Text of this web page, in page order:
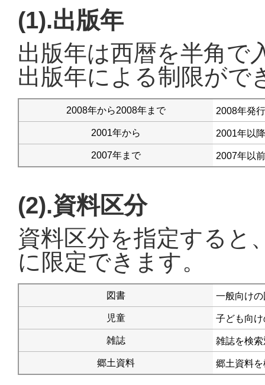
(1).出版年
出版年は西暦を半角で
出版年による制限がで
2008年から2008年まで 2008年発
2001年から 2001年以
2007年まで 2007年以
(2).資料区分
資料区分を指定すると
に限定できます。
図書 一般向け
児童 子ども向
雑誌 雑誌を検
郷土資料 郷土資料